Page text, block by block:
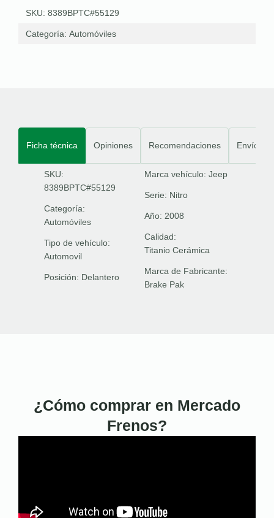
SKU: 8389BPTC#55129
Categoría: Automóviles
Ficha técnica Opiniones Recomendaciones Envíos
SKU:
8389BPTC#55129
Categoría:
Automóviles
Tipo de vehículo:
Automovil
Posición: Delantero
Marca vehículo: Jeep
Serie: Nitro
Año: 2008
Calidad:
Titanio Cerámica
Marca de Fabricante:
Brake Pak
¿Cómo comprar en Mercado
Frenos?